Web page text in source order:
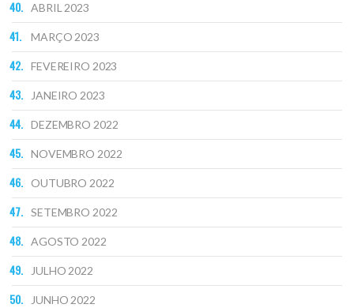
ABRIL 2023
MARÇO 2023
FEVEREIRO 2023
JANEIRO 2023
DEZEMBRO 2022
NOVEMBRO 2022
OUTUBRO 2022
SETEMBRO 2022
AGOSTO 2022
JULHO 2022
JUNHO 2022